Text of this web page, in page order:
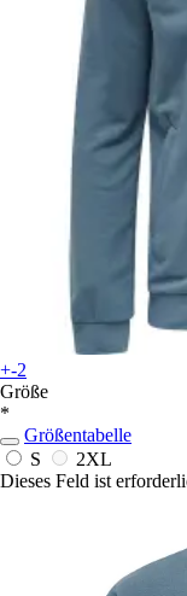
+-2
Größe
*
Größentabelle
S
2XL
Dieses Feld ist